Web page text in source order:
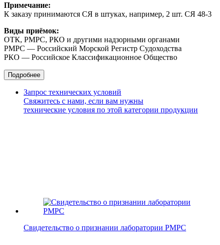
Примечание:
К заказу принимаются СЯ в штуках, например, 2 шт. СЯ 48-3
Виды приёмок:
ОТК, РМРС, РКО и другими надзорными органами
РМРС — Российский Морской Регистр Судоходства
РКО — Российское Классификационное Общество
Подробнее
Запрос технических условий
Свяжитесь с нами, если вам нужны
технические условия по этой категории продукции
Свидетельство о признании лаборатории РМРС